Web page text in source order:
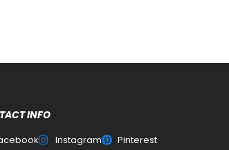
INFO
Instagram Pinterest